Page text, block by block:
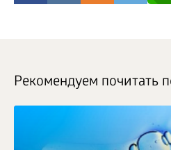
Рекомендуем почитать